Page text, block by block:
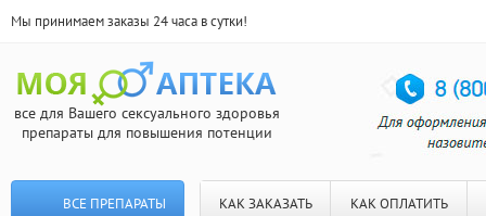
Мы принимаем заказы 24 часа в сутки!
все для Вашего сексуального здоровья
препараты для повышения потенции
ВСЕ ПРЕПАРАТЫ КАК ЗАКАЗАТЬ КАК ОПЛАТИТЬ